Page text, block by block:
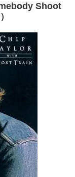
Shoot